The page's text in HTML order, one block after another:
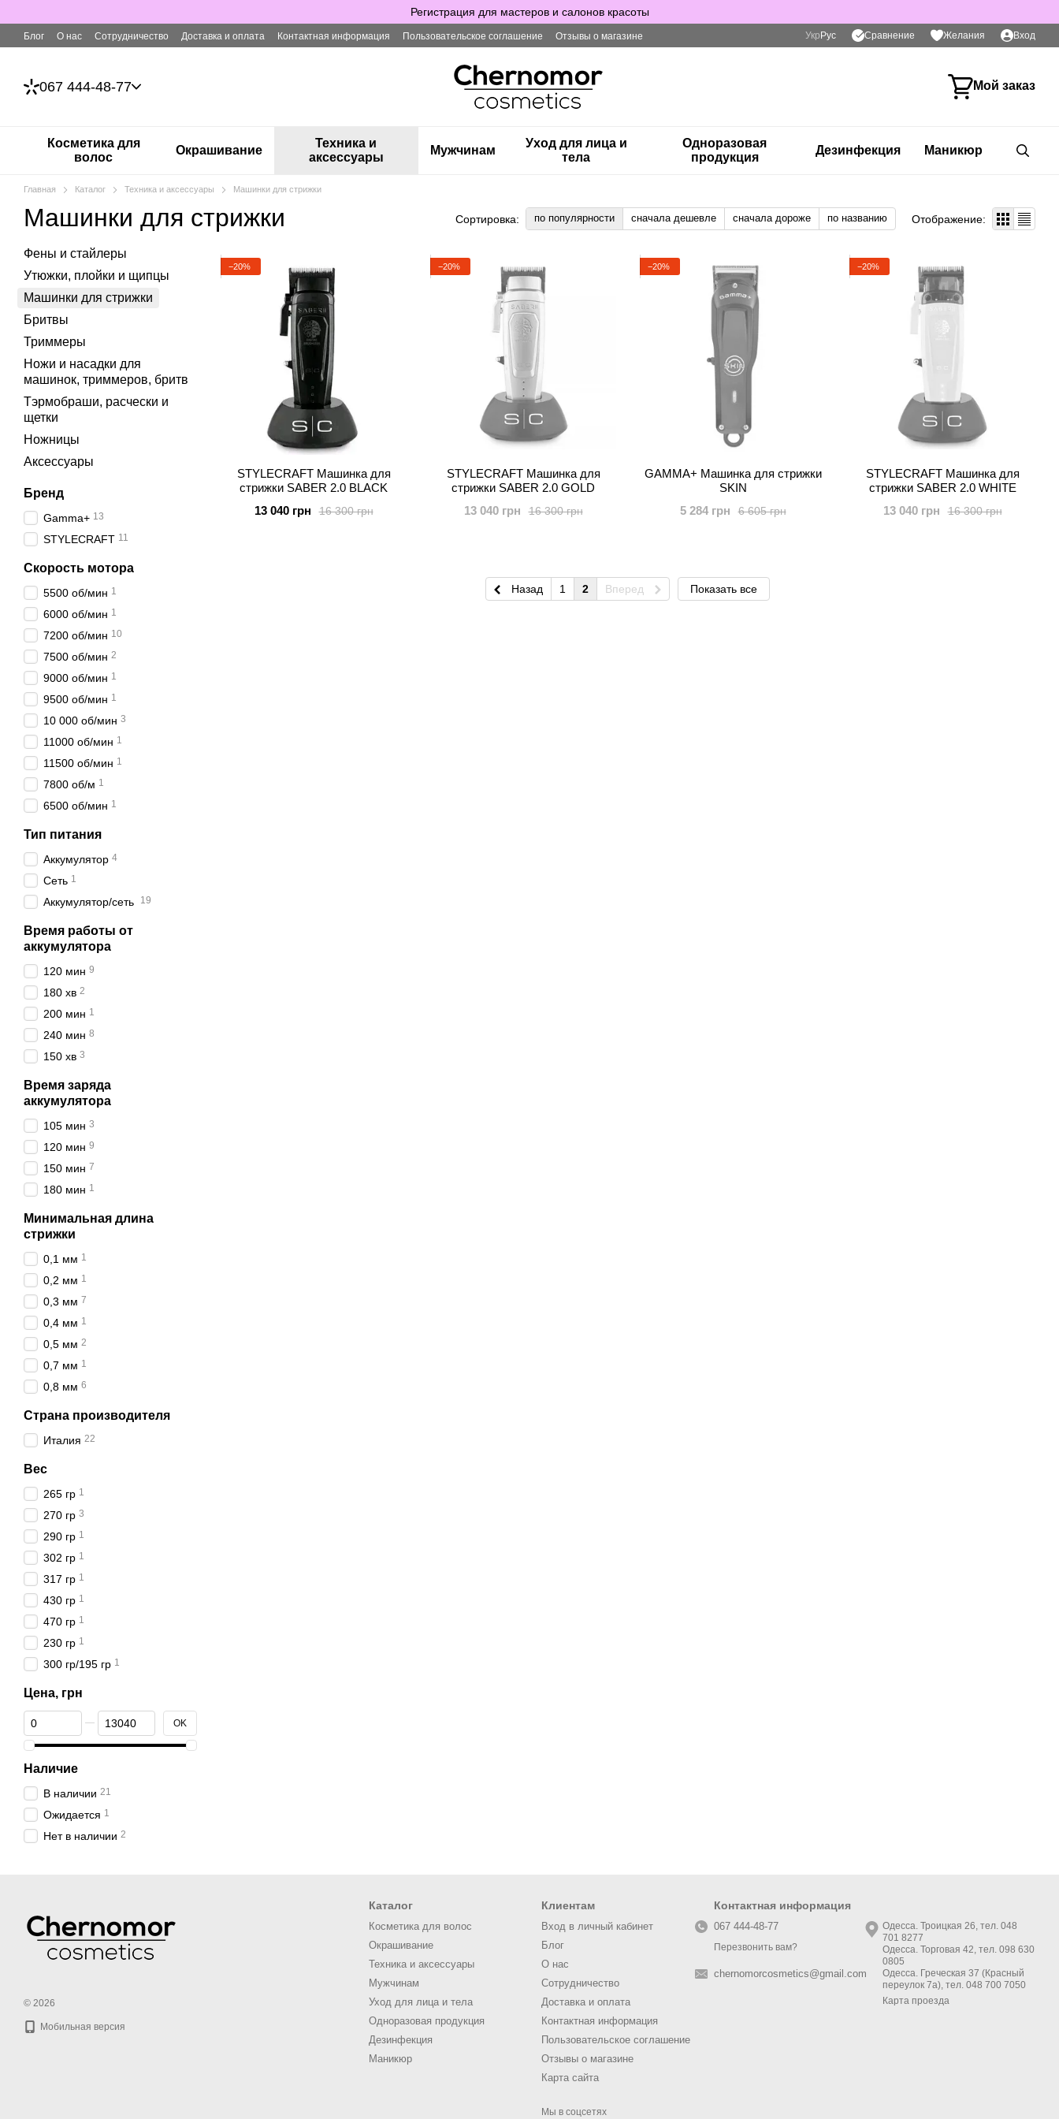
Регистрация для мастеров и салонов красоты
Блог О нас Сотрудничество Доставка и оплата Контактная информация Пользовательское соглашение Отзывы о магазине Укр Рус Сравнение Желания Вход
067 444-48-77 Мой заказ
Косметика для
волос
Окрашивание
Техника и
аксессуары
Мужчинам
Уход для лица и
тела
Одноразовая
продукция
Дезинфекция Маникюр
Главная Каталог Техника и аксессуары Машинки для стрижки
Машинки для стрижки Сортировка: по популярности сначала дешевле сначала дороже по названию Отображение:
−20%
STYLECRAFT Машинка для
стрижки SABER 2.0 BLACK
16 300 грн
13 040 грн
−20%
STYLECRAFT Машинка для
стрижки SABER 2.0 GOLD
16 300 грн
13 040 грн
−20%
GAMMA+ Машинка для стрижки
SKIN
6 605 грн
5 284 грн
−20%
STYLECRAFT Машинка для
стрижки SABER 2.0 WHITE
16 300 грн
13 040 грн
Назад 1 2 Вперед Показать все
Фены и стайлеры
Утюжки, плойки и щипцы
Машинки для стрижки
Бритвы
Триммеры
Ножи и насадки для
машинок, триммеров, бритв
Тэрмобраши, расчески и
щетки
Ножницы
Аксессуары
Бренд
Gamma+ 13
STYLECRAFT 11
Скорость мотора
5500 об/мин 1
6000 об/мин 1
7200 об/мин 10
7500 об/мин 2
9000 об/мин 1
9500 об/мин 1
10 000 об/мин 3
11000 об/мин 1
11500 об/мин 1
7800 об/м 1
6500 об/мин 1
Тип питания
Аккумулятор 4
Сеть 1
Аккумулятор/сеть 19
Время работы от
аккумулятора
120 мин 9
180 хв 2
200 мин 1
240 мин 8
150 хв 3
Время заряда
аккумулятора
105 мин 3
120 мин 9
150 мин 7
180 мин 1
Минимальная длина
стрижки
0,1 мм 1
0,2 мм 1
0,3 мм 7
0,4 мм 1
0,5 мм 2
0,7 мм 1
0,8 мм 6
Страна производителя
Италия 22
Вес
265 гр 1
270 гр 3
290 гр 1
302 гр 1
317 гр 1
430 гр 1
470 гр 1
230 гр 1
300 гр/195 гр 1
Цена, грн
От Цена, грн
До Цена, грн OK
Наличие
В наличии 21
Ожидается 1
Нет в наличии 2
© 2026
Мобильная версия
Каталог
Косметика для волос
Окрашивание
Техника и аксессуары
Мужчинам
Уход для лица и тела
Одноразовая продукция
Дезинфекция
Маникюр
Клиентам
Вход в личный кабинет
Блог
О нас
Сотрудничество
Доставка и оплата
Контактная информация
Пользовательское соглашение
Отзывы о магазине
Карта сайта
Мы в соцсетях
Контактная информация
067 444-48-77
Перезвонить вам?
chernomorcosmetics@gmail.com
Одесса. Троицкая 26, тел. 048
701 8277
Одесса. Торговая 42, тел. 098 630
0805
Одесса. Греческая 37 (Красный
переулок 7а), тел. 048 700 7050
Карта проезда